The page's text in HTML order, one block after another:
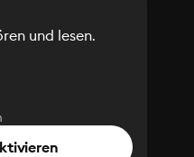
und lesen.